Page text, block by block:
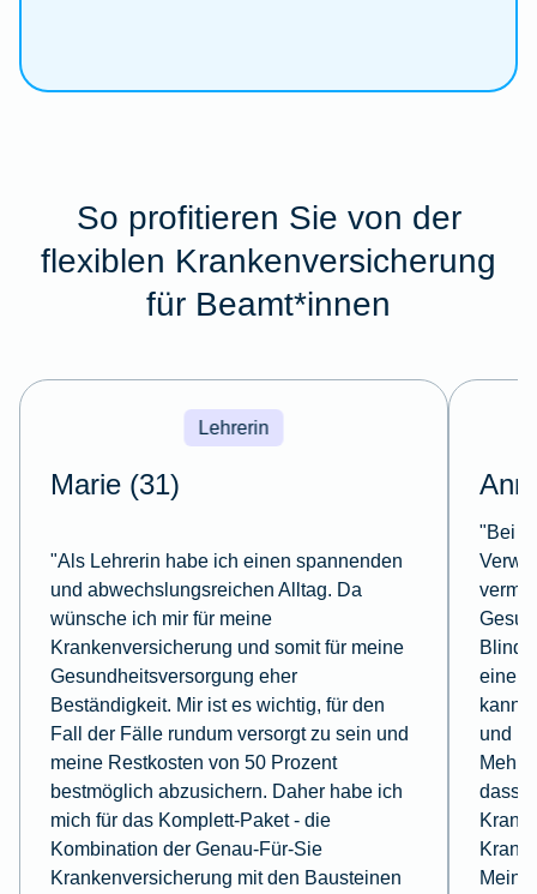
So profitieren Sie von der
flexiblen Krankenversicherung
für Beamt*innen
Lehrerin
Marie (31)
"Als Lehrerin habe ich einen spannenden
und abwechslungsreichen Alltag. Da
wünsche ich mir für meine
Krankenversicherung und somit für meine
Gesundheitsversorgung eher
Beständigkeit. Mir ist es wichtig, für den
Fall der Fälle rundum versorgt zu sein und
meine Restkosten von 50 Prozent
bestmöglich abzusichern. Daher habe ich
mich für das Komplett-Paket - die
Kombination der Genau-Für-Sie
Krankenversicherung mit den Bausteinen
"Bei
eine
kann.
und
dass
Meine